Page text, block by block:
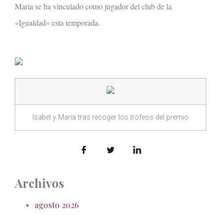
María se ha vinculado como jugador del club de la
«Igualdad» esta temporada.
Isabel y María tras recoger los trofeos del premio
Archivos
agosto 2026